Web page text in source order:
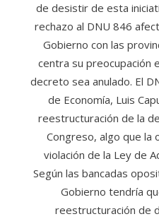
de desistir de esta
rechazo al DNU 846
Gobierno con las
centra su preocupación
decreto sea anulado. El
de Economía, Luis
reestructuración de la
Congreso, algo que la
violación de la Ley de
Según las bancadas
Gobierno tendría
reestructuración de